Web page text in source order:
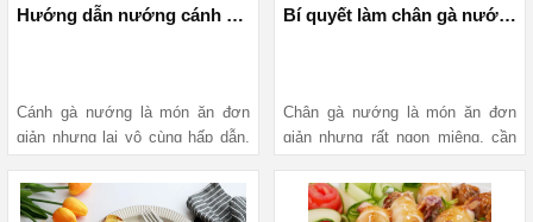
để học cách làm chả ốc lá lốt này
Hướng dẫn nướng cánh gà thơm ngon bằng nồi chiên không dầu
Cánh gà nướng là món ăn đơn
giản nhưng lại vô cùng hấp dẫn,
thích. Giờ đây, bạn có thể nướng
cánh gà bằng nồi chiên không
Bí quyết làm chân gà nướng ngon đậm vị bằng nồi chiên không dầu
Chân gà nướng là món ăn đơn
giản nhưng rất ngon miệng, cần
đình. Chân gà nướng làm bằng
nồi chiên không dầu vừa tiết